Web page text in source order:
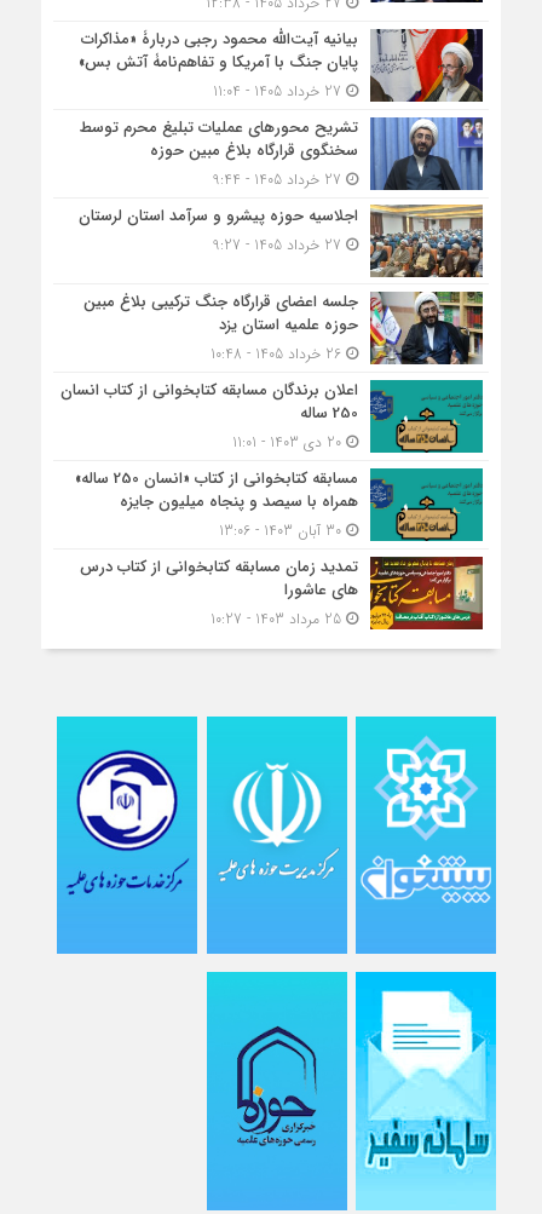
بیانیه آیت‌الله محمود رجبی دربارۀ «مذاکرات
پایان جنگ با آمریکا و تفاهم‌نامۀ آتش بس»
تشریح محورهای عملیات تبلیغ محرم توسط
سخنگوی قرارگاه بلاغ مبین حوزه
اجلاسیه حوزه پیشرو و سرآمد استان لرستان
جلسه اعضای قرارگاه جنگ ترکیبی بلاغ مبین
حوزه علمیه استان یزد
26 خرداد 1405 - 10:48
اعلان برندگان مسابقه کتابخوانی از کتاب انسان
250 ساله
20 دی 1403 - 11:01
مسابقه کتاب‎خوانی از کتاب «انسان 250 ساله»
همراه با سیصد و پنجاه میلیون جایزه
30 آبان 1403 - 13:06
تمدید زمان مسابقه کتابخوانی از کتاب درس
های عاشورا
25 مرداد 1403 - 10:27